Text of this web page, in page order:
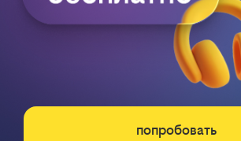
попробовать